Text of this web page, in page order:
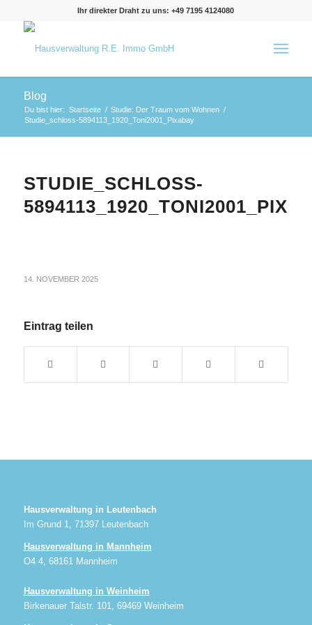
Ihr direkter Draht zu uns: +49 7195 4124080
Blog
Du bist hier: Startseite / Studie: Der Traum vom Wohnen /
Studie_schloss-5894113_1920_Toni2001_Pixabay
STUDIE_SCHLOSS-
14. NOVEMBER 2025
Eintrag teilen
Hausverwaltung in Leutenbach
Im Grund 1, 71397 Leutenbach
Hausverwaltung in Mannheim
O4 4, 68161 Mannheim
Hausverwaltung in Weinheim
Birkenauer Talstr. 101, 69469 Weinheim